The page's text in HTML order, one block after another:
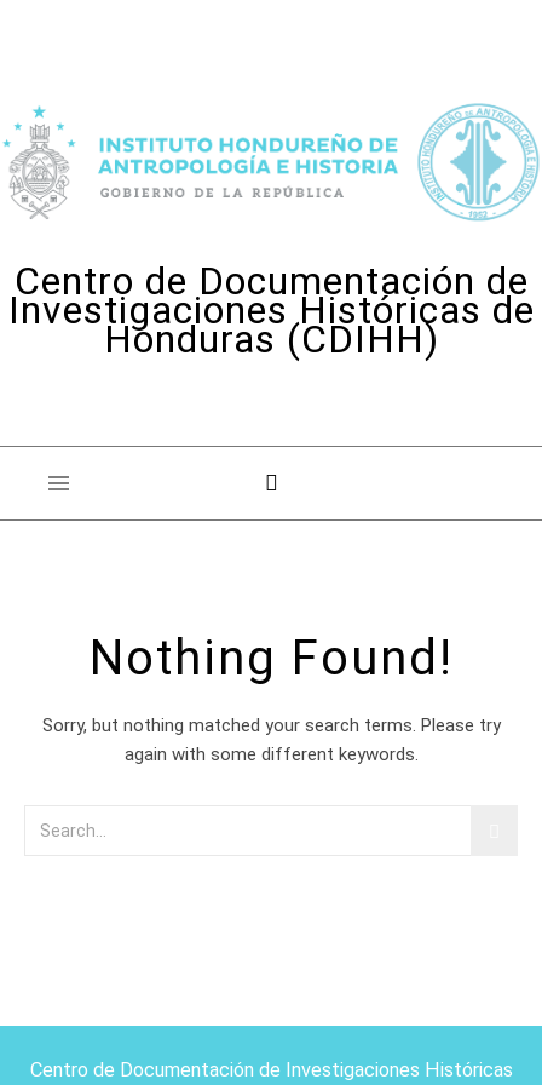
Centro de Documentación de
Investigaciones Históricas de
Honduras (CDIHH)
Nothing Found!
Sorry, but nothing matched your search terms. Please try
again with some different keywords.
Centro de Documentación de Investigaciones Históricas